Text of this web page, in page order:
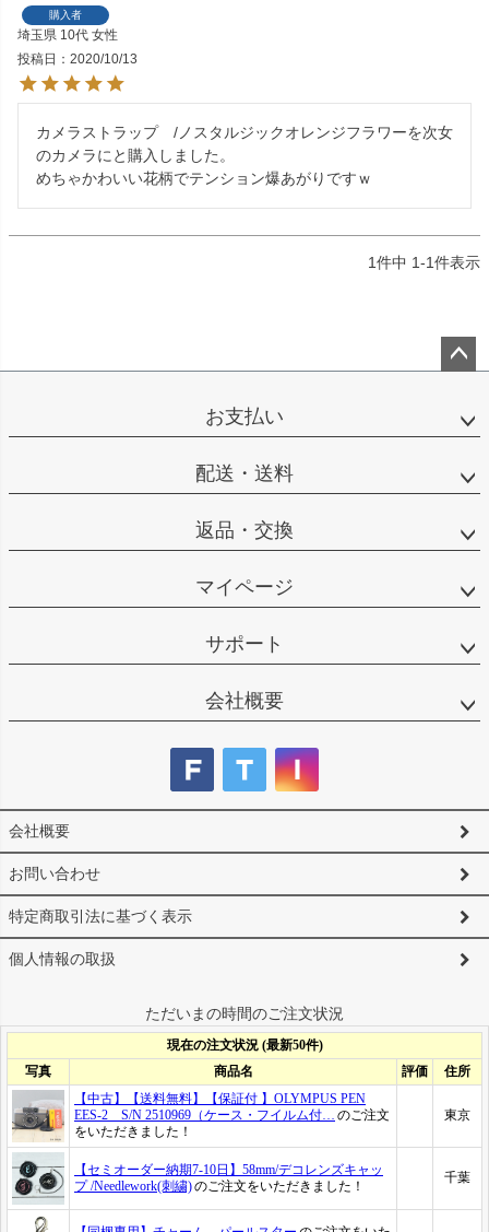
購入者
埼玉県 10代 女性
投稿日
2020/10/13
カメラストラップ　/ノスタルジックオレンジフラワーを次女
のカメラにと購入しました。
めちゃかわいい花柄でテンション爆あがりですｗ
1件中 1-1件表示
ップ
お支払い
配送・送料
返品・交換
マイページ
サポート
会社概要
会社概要
お問い合わせ
特定商取引法に基づく表示
個人情報の取扱
ただいまの時間のご注文状況